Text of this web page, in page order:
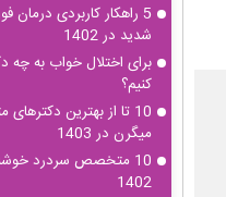
5 راهکار کاربردی درمان
شدید در 1402
برای اختلال خواب به چه
کنیم؟
10 تا از بهترین
میگرن در 1403
10 متخصص سردرد
1402